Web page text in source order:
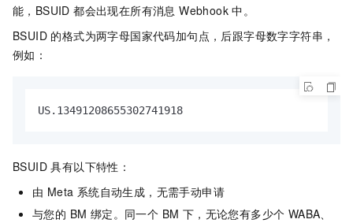
能，BSUID 都会出现在所有消息 Webhook 中。
BSUID 的格式为两字母国家代码加句点，后跟字母数字字符串，
例如：
US.13491208655302741918
BSUID 具有以下特性：
由 Meta 系统自动生成，无需手动申请
与您的 BM 绑定。同一个 BM 下，无论您有多少个 WABA、